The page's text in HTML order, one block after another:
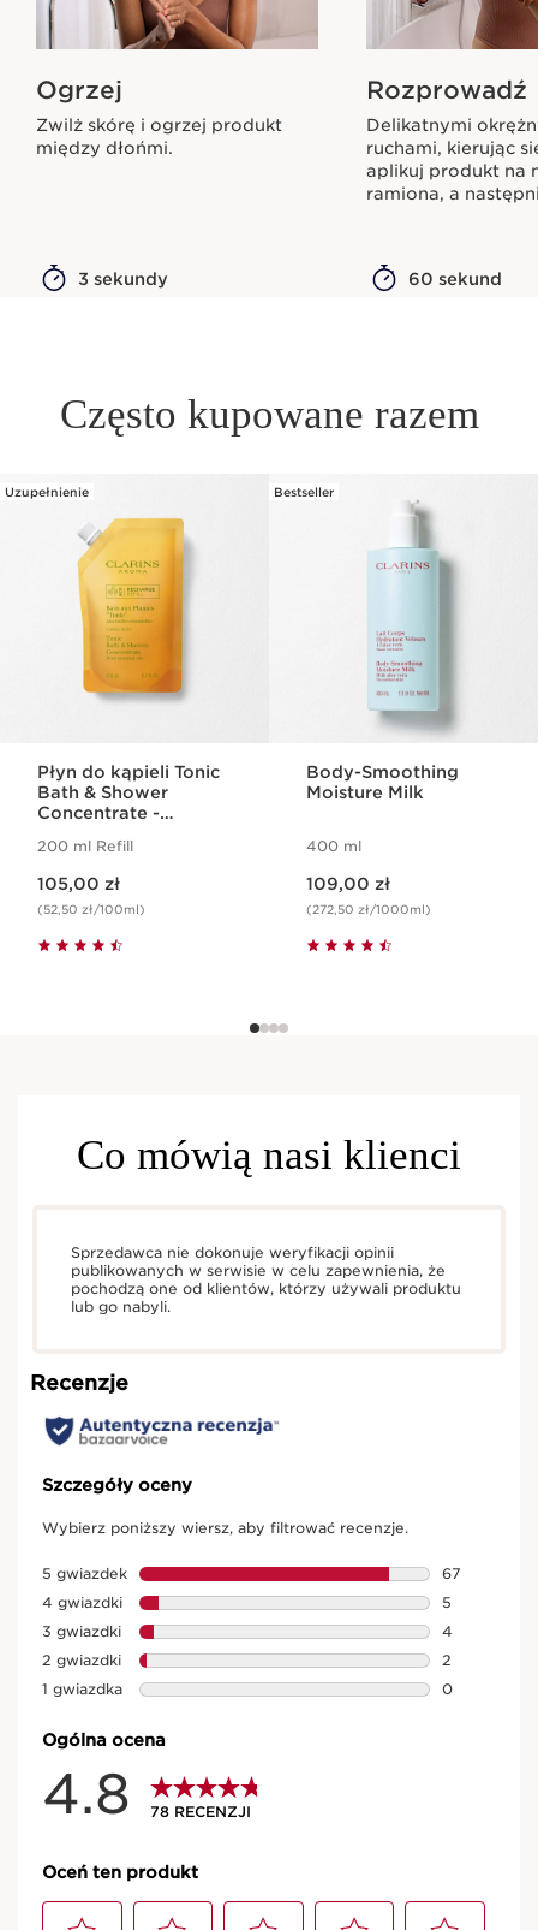
Ogrzej
Zwilż skórę i ogrzej produkt
między dłońmi.
3 sekundy
Rozprowadź
Delikatnymi
ruchami, kierując
aplikuj produkt na
ramiona, a
60 sekund
Często kupowane razem
PRZEJDŹ DO TREŚCI
Uzupełnienie
Płyn do kąpieli Tonic
Bath & Shower
Concentrate -
200 ml Refill
105,00 zł
(52,50 zł/100ml)
Bestseller
Body-Smoothing
Moisture Milk
400 ml
109,00 zł
(272,50 zł/1000ml)
Co mówią nasi klienci
Sprzedawca nie dokonuje weryfikacji opinii
publikowanych w serwisie w celu zapewnienia, że
pochodzą one od klientów, którzy używali produktu
lub go nabyli.